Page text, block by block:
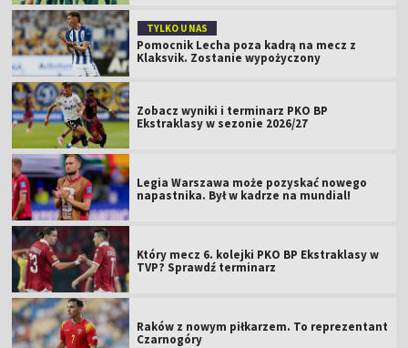
TYLKO U NAS
Pomocnik Lecha poza kadrą na mecz z
Klaksvik. Zostanie wypożyczony
Zobacz wyniki i terminarz PKO BP
Ekstraklasy w sezonie 2026/27
Legia Warszawa może pozyskać nowego
napastnika. Był w kadrze na mundial!
Który mecz 6. kolejki PKO BP Ekstraklasy w
TVP? Sprawdź terminarz
Raków z nowym piłkarzem. To reprezentant
Czarnogóry